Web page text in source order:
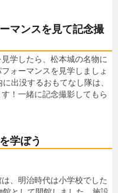
マンスを見て記念撮
学したら、松本城の名物に
ォーマンスを見学しましょ
出没するおもてなし隊は、
！一緒に記念撮影してもら
学ぼう
、明治時代は小学校でした